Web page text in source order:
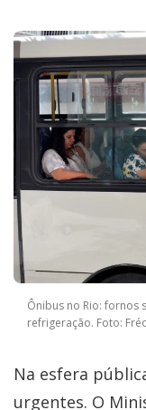
Ônibus no Rio: fornos
refrigeração. Foto:
Na esfera
urgentes. O